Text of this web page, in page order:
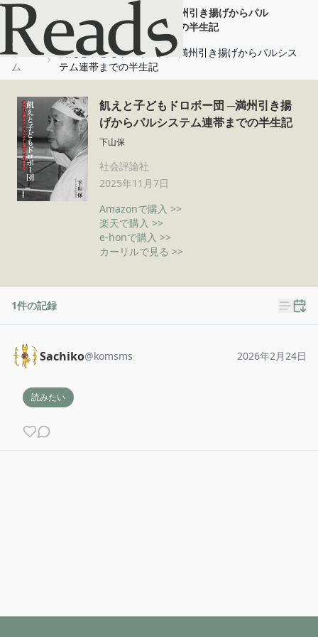
飢えと子どもドロボー団 ─満州引き揚げからパル
システム連帯までの半生記
ホー
ム
飢えと子どもドロボー団 ─満州引き揚げからパルシス
テム連帯までの半生記
飢えと子どもドロボー団 ─満州引き揚
げからパルシステム連帯までの半生記
下山保
社会評論社
2025年11月7日
Amazonで購入 >>
楽天で購入 >>
e-honで購入 >>
カーリルで見る >>
1件の記録
Sachiko@komsms 2026年2月24日
読みたい